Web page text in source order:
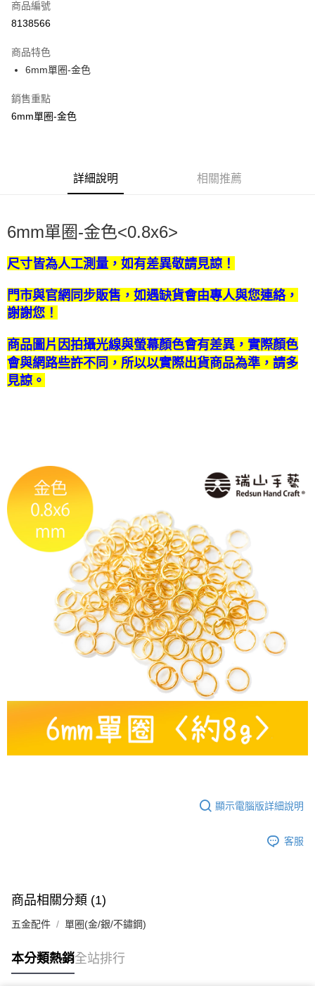
超商取貨付款
街口支付
悠遊付
付款後全家取貨
7-11取貨付款
每筆NT$60，滿NT$1,500(含以上)免運費
每筆NT$60，滿NT$1,500(含以上)免運費
每筆NT$130，滿NT$2,000(含以上)免運費
付款後門市自取
商品編號
8138566
商品特色
6mm單圈-金色
銷售重點
6mm單圈-金色
詳細說明 相關推薦
6mm單圈-金色<0.8x6>
尺寸皆為人工測量，如有差異敬請見諒！
門市與官網同步販售，如遇缺貨會由專人與您連絡，
謝謝您！
商品圖片因拍攝光線與螢幕顏色會有差異，實際顏色
會與網路些許不同，所以以實際出貨商品為準，請多
見諒。
顯示電腦版詳細說明
客服
商品相關分類 (1)
五金配件 單圈(金/銀/不鏽鋼)
本分類熱銷全站排行